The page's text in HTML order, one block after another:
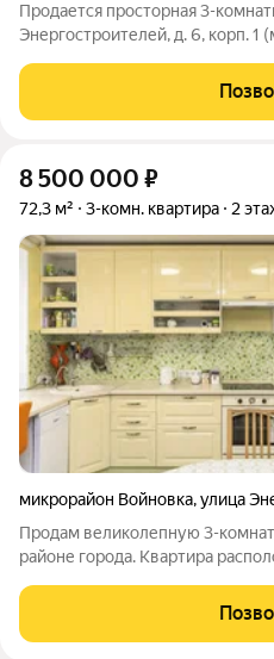
Продается просторная 3-
Энергостроителей, д. 6, корп.
16 этажей, квартира расположена на 7
8 500 000 ₽
72,3 м² 3-комн. квартира 2
микрорайон Войновка,улица
Продам великолепную 3-
районе города. Квартира
комнаты светлые и тёплые. В
качественный ремонт, который